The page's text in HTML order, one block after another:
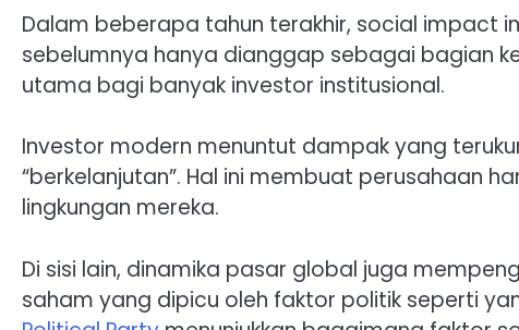
Dalam beberapa tahun terakhir, social impact
sebelumnya hanya dianggap sebagai bagian
utama bagi banyak investor institusional.
Investor modern menuntut dampak yang
“berkelanjutan”. Hal ini membuat perusahaan
lingkungan mereka.
Di sisi lain, dinamika pasar global juga
saham yang dipicu oleh faktor politik seperti